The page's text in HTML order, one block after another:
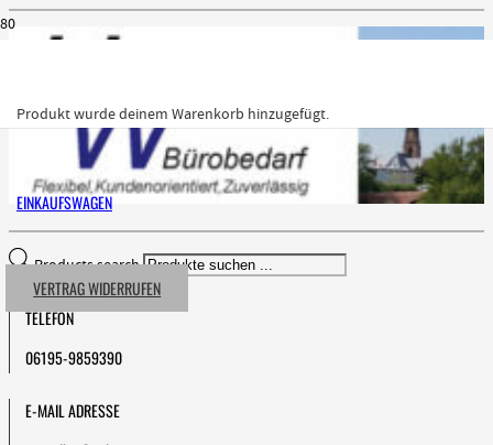
Produktwurde deinem Warenkorb hinzugefügt.
EINKAUFSWAGEN
VERTRAG WIDERRUFEN
Products search
TELEFON
06195-9859390
E-MAIL ADRESSE